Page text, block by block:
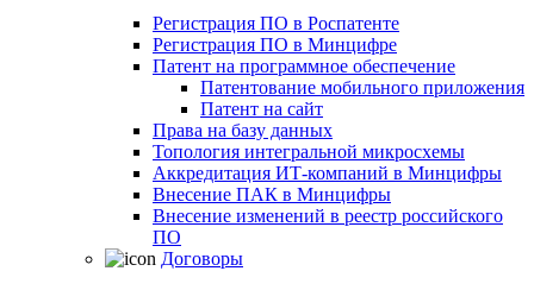
Регистрация ПО в Роспатенте
Регистрация ПО в Минцифре
Патент на программное обеспечение
Патентование мобильного приложения
Патент на сайт
Права на базу данных
Топология интегральной микросхемы
Аккредитация ИТ-компаний в Минцифры
Внесение ПАК в Минцифры
Внесение изменений в реестр российского
ПО
Договоры